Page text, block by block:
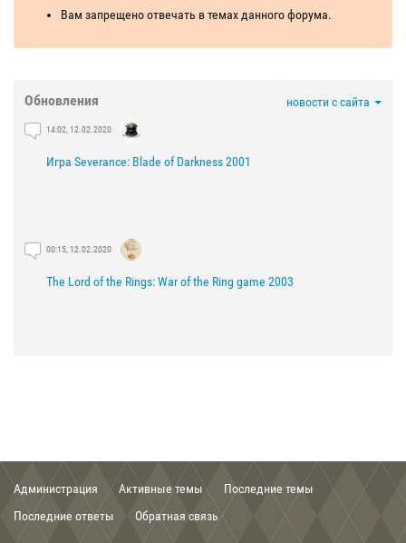
Вам запрещено отвечать в темах данного форума.
Обновления новости с сайта
14:02, 12.02.2020
Игра Severance: Blade of Darkness 2001
00:15, 12.02.2020
The Lord of the Rings: War of the Ring game 2003
00:56, 03.02.2020
Группа Кирит Унгол Cirith Ungol band .mp3
Администрация Активные темы
Последние темы
Последние ответы
Обратная связь